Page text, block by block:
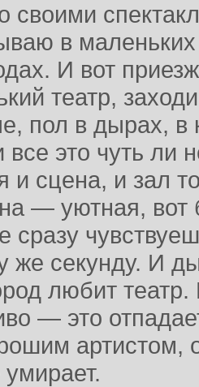
своими
в
И вот
театр,
пол в дырах, в
все это чуть
и сцена, и зал
— уютная, вот
сразу
же секунду. И
любит
— это